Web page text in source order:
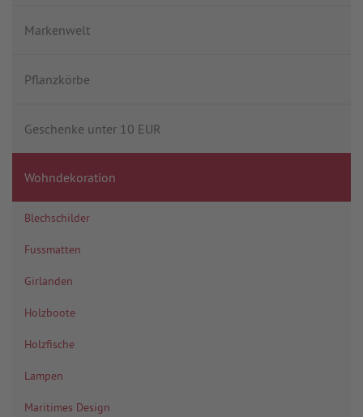
Markenwelt
Pflanzkörbe
Geschenke unter 10 EUR
Wohndekoration
Blechschilder
Fussmatten
Girlanden
Holzboote
Holzfische
Lampen
Maritimes Design